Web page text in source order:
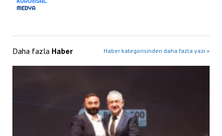
Daha fazla Haber Haber kategorisinden daha fazla yazı »